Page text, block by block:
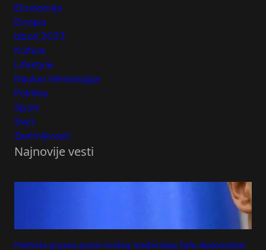
Ekonomija
Evropa
Izbori 2023
Kultura
Lifestyle
Nauka i tehnologija
Politika
Sport
Svet
Zanimljivosti
Najnovije vesti
Podneta prijava protiv bivšeg mađarskog šefa diplomatije: